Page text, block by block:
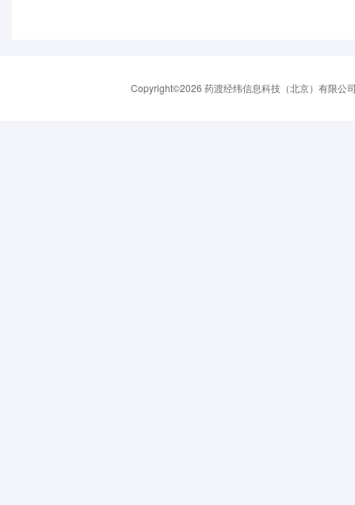
Copyright©2026 药渡经纬信息科技（北京）有限公